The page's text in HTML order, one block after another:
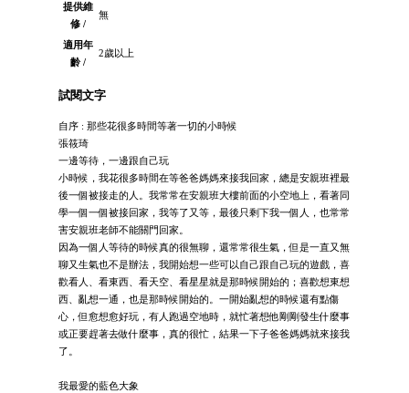
提供維
修 /
無
適用年
齡 /
2歲以上
試閱文字
自序 : 那些花很多時間等著一切的小時候
張筱琦
一邊等待，一邊跟自己玩
小時候，我花很多時間在等爸爸媽媽來接我回家，總是安親班裡最
後一個被接走的人。我常常在安親班大樓前面的小空地上，看著同
學一個一個被接回家，我等了又等，最後只剩下我一個人，也常常
害安親班老師不能關門回家。
因為一個人等待的時候真的很無聊，還常常很生氣，但是一直又無
聊又生氣也不是辦法，我開始想一些可以自己跟自己玩的遊戲，喜
歡看人、看東西、看天空、看星星就是那時候開始的；喜歡想東想
西、亂想一通，也是那時候開始的。一開始亂想的時候還有點傷
心，但愈想愈好玩，有人跑過空地時，就忙著想他剛剛發生什麼事
或正要趕著去做什麼事，真的很忙，結果一下子爸爸媽媽就來接我
了。
我最愛的藍色大象